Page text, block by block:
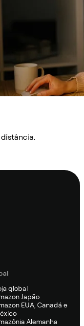
global
Japão
EUA, Canadá e
Alemanha